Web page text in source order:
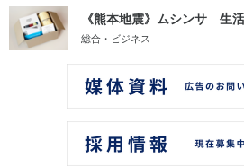
《熊本地震》ムシンサ 生
総合・ビジネス